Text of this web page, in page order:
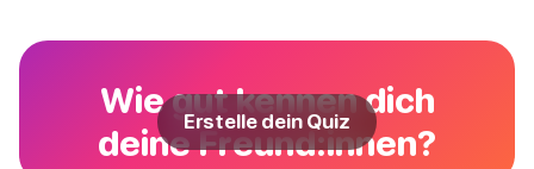
Wie gut kennen dich
deine Freund:innen?
Erstelle dein Quiz